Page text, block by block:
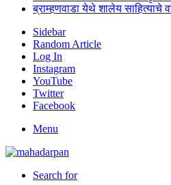
ब्राम्हणवाडा येथे शालेय साहित्याचे
Sidebar
Random Article
Log In
Instagram
YouTube
Twitter
Facebook
Menu
Search for